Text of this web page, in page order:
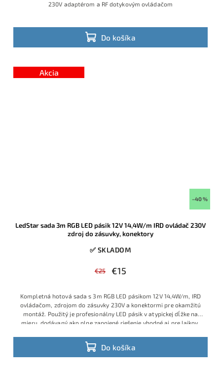
Do košíka
230V adaptérom a RF dotykovým ovládačom
Akcia
–40 %
LedStar sada 3m RGB LED pásik 12V 14,4W/m IRD ovládač 230V
zdroj do zásuvky, konektory
✅ SKLADOM
€25 €15
Do košíka
Kompletná hotová sada s 3m RGB LED pásikom 12V 14,4W/m, IRD
ovládačom, zdrojom do zásuvky 230V a konektormi pre okamžitú
montáž. Použitý je profesionálny LED pásik v atypickej dĺžke na
mieru, dodávaný ako plne zapojené riešenie vhodné aj pre laikov,
príslušenstva. Ide o obľúbený model s veľmi dobrým pomerom
ceny, výkonu a praktickosti, ktorý je v ponuke v obmedzenom
množstve a patrí medzi vyhľadávané hotové RGB sady.Výhodná